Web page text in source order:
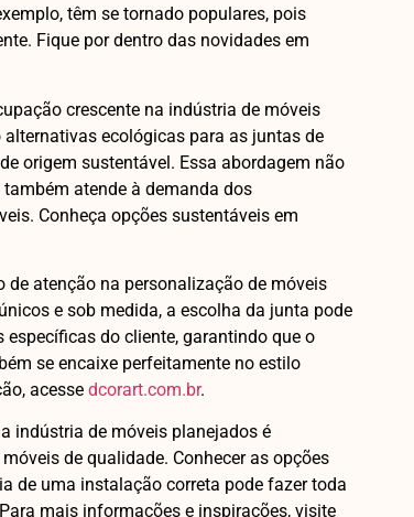
têm se tornado populares, pois
Fique por dentro das novidades em
crescente na indústria de móveis
ecológicas para as juntas de
origem sustentável. Essa abordagem não
atende à demanda dos
Conheça opções sustentáveis em
atenção na personalização de móveis
e sob medida, a escolha da junta pode
do cliente, garantindo que o
se encaixe perfeitamente no estilo
acesse dcorart.com.br.
indústria de móveis planejados é
de qualidade. Conhecer as opções
de uma instalação correta pode fazer toda
mais informações e inspirações, visite